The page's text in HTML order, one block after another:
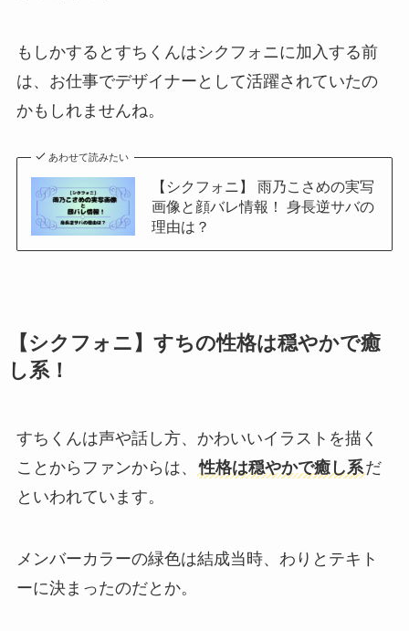
もしかするとすちくんはシクフォニに加入する前
は、お仕事でデザイナーとして活躍されていたの
かもしれませんね。
あわせて読みたい
【シクフォニ】 雨乃こさめの実写
画像と顔バレ情報！ 身長逆サバの
理由は？
【シクフォニ】すちの性格は穏やかで癒
し系！
すちくんは声や話し方、かわいいイラストを描く
ことからファンからは、 性格は穏やかで癒し系だ
といわれています。
メンバーカラーの緑色は結成当時、わりとテキト
ーに決まったのだとか。